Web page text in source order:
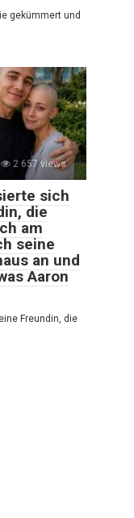
gekümmert und
2 657 views
sich
die
am
seine
an und
Aaron
Freundin, die